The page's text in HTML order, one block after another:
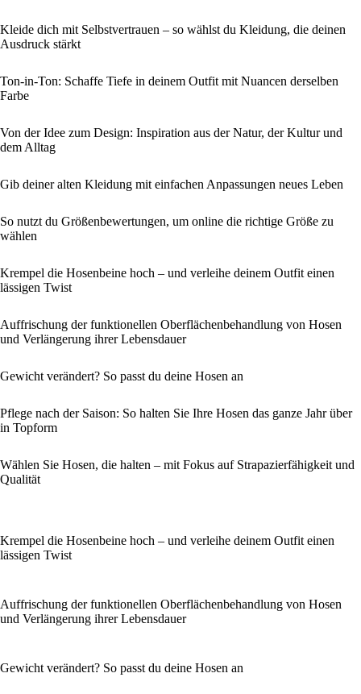
Kleide dich mit Selbstvertrauen – so wählst du Kleidung, die deinen
Ausdruck stärkt
Ton-in-Ton: Schaffe Tiefe in deinem Outfit mit Nuancen derselben
Farbe
Von der Idee zum Design: Inspiration aus der Natur, der Kultur und
dem Alltag
Gib deiner alten Kleidung mit einfachen Anpassungen neues Leben
So nutzt du Größenbewertungen, um online die richtige Größe zu
wählen
Krempel die Hosenbeine hoch – und verleihe deinem Outfit einen
lässigen Twist
Auffrischung der funktionellen Oberflächenbehandlung von Hosen
und Verlängerung ihrer Lebensdauer
Gewicht verändert? So passt du deine Hosen an
Pflege nach der Saison: So halten Sie Ihre Hosen das ganze Jahr über
in Topform
Wählen Sie Hosen, die halten – mit Fokus auf Strapazierfähigkeit und
Qualität
Krempel die Hosenbeine hoch – und verleihe deinem Outfit einen
lässigen Twist
Auffrischung der funktionellen Oberflächenbehandlung von Hosen
und Verlängerung ihrer Lebensdauer
Gewicht verändert? So passt du deine Hosen an